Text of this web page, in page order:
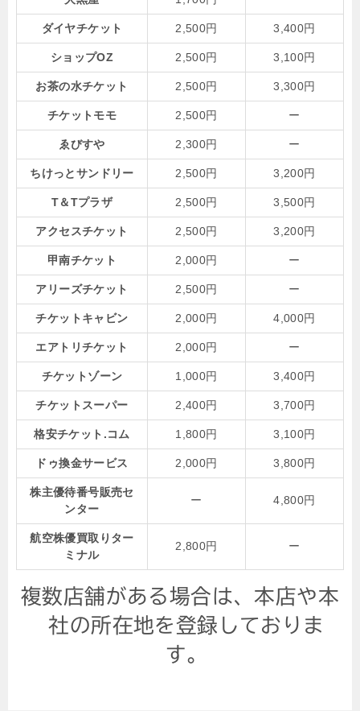
ダイヤチケット 2,500円 3,400円
ショップOZ 2,500円 3,100円
お茶の水チケット 2,500円 3,300円
チケットモモ 2,500円 ー
ゑびすや 2,300円 ー
ちけっとサンドリー 2,500円 3,200円
T＆Tプラザ 2,500円 3,500円
アクセスチケット 2,500円 3,200円
甲南チケット 2,000円 ー
アリーズチケット 2,500円 ー
チケットキャビン 2,000円 4,000円
エアトリチケット 2,000円 ー
チケットゾーン 1,000円 3,400円
チケットスーパー 2,400円 3,700円
格安チケット.コム 1,800円 3,100円
ドゥ換金サービス 2,000円 3,800円
株主優待番号販売セ
ンター
ー 4,800円
航空株優買取りター
ミナル
2,800円 ー
複数店舗がある場合は、本店や本
社の所在地を登録しておりま
す。